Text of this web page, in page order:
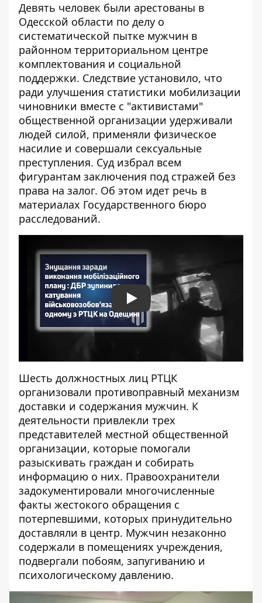
Девять человек были арестованы в
Одесской области по делу о
систематической пытке мужчин в
районном территориальном центре
комплектования и социальной
поддержки. Следствие установило, что
ради улучшения статистики мобилизации
чиновники вместе с "активистами"
общественной организации удерживали
людей силой, применяли физическое
насилие и совершали сексуальные
преступления. Суд избрал всем
фигурантам заключения под стражей без
права на залог. Об этом идет речь в
материалах Государственного бюро
расследований.
Play
Шесть должностных лиц РТЦК
организовали противоправный механизм
доставки и содержания мужчин. К
деятельности привлекли трех
представителей местной общественной
организации, которые помогали
разыскивать граждан и собирать
информацию о них. Правоохранители
задокументировали многочисленные
факты жестокого обращения с
потерпевшими, которых принудительно
доставляли в центр. Мужчин незаконно
содержали в помещениях учреждения,
подвергали побоям, запугиванию и
психологическому давлению.